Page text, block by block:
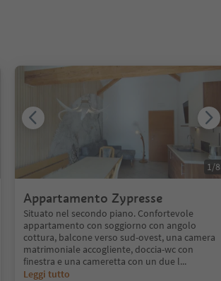
Appartamento Zypresse
Situato nel secondo piano. Confortevole
appartamento con soggiorno con angolo
cottura, balcone verso sud-ovest, una camera
matrimoniale accogliente, doccia-wc con
finestra e una cameretta con un due l...
Leggi tutto
1/8